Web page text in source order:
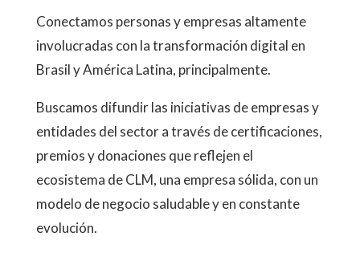
Conectamos personas y empresas altamente
involucradas con la transformación digital en
Brasil y América Latina, principalmente.
Buscamos difundir las iniciativas de empresas y
entidades del sector a través de certificaciones,
premios y donaciones que reflejen el
ecosistema de CLM, una empresa sólida, con un
modelo de negocio saludable y en constante
evolución.